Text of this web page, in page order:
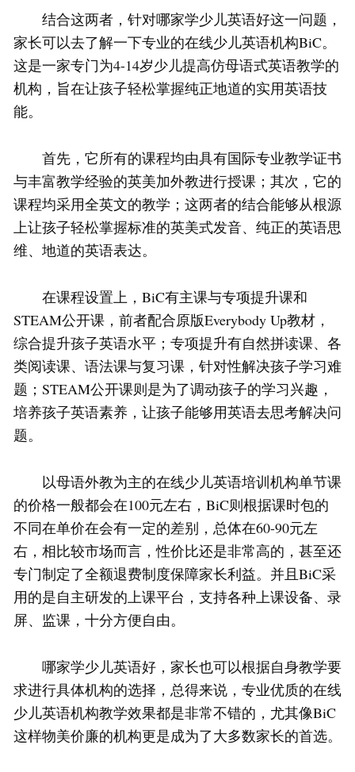
结合这两者，针对哪家学少儿英语好这一问题，
家长可以去了解一下专业的在线少儿英语机构BiC。
这是一家专门为4-14岁少儿提高仿母语式英语教学的
机构，旨在让孩子轻松掌握纯正地道的实用英语技
能。
首先，它所有的课程均由具有国际专业教学证书
与丰富教学经验的英美加外教进行授课；其次，它的
课程均采用全英文的教学；这两者的结合能够从根源
上让孩子轻松掌握标准的英美式发音、纯正的英语思
维、地道的英语表达。
在课程设置上，BiC有主课与专项提升课和
STEAM公开课，前者配合原版Everybody Up教材，
综合提升孩子英语水平；专项提升有自然拼读课、各
类阅读课、语法课与复习课，针对性解决孩子学习难
题；STEAM公开课则是为了调动孩子的学习兴趣，
培养孩子英语素养，让孩子能够用英语去思考解决问
题。
以母语外教为主的在线少儿英语培训机构单节课
的价格一般都会在100元左右，BiC则根据课时包的
不同在单价在会有一定的差别，总体在60-90元左
右，相比较市场而言，性价比还是非常高的，甚至还
专门制定了全额退费制度保障家长利益。并且BiC采
用的是自主研发的上课平台，支持各种上课设备、录
屏、监课，十分方便自由。
哪家学少儿英语好，家长也可以根据自身教学要
求进行具体机构的选择，总得来说，专业优质的在线
少儿英语机构教学效果都是非常不错的，尤其像BiC
这样物美价廉的机构更是成为了大多数家长的首选。